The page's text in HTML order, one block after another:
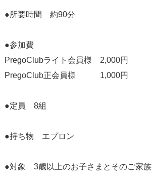
●所要時間 約90分
●参加費
PregoClubライト会員様 2,000円
PregoClub正会員様 1,000円
●定員 8組
●持ち物 エプロン
●対象 3歳以上のお子さまとそのご家族